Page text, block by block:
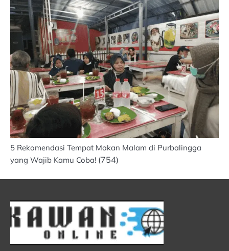
5 Rekomendasi Tempat Makan Malam di Purbalingga
yang Wajib Kamu Coba! (754)